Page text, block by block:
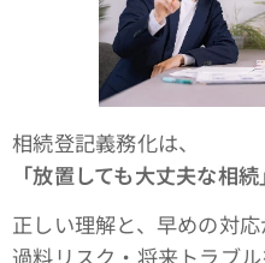
相続登記義務化は、
「放置しても大丈夫な相
正しい理解と、早めの対
過料リスク・将来トラブル